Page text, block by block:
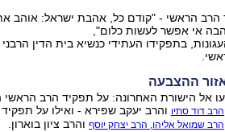
הרב הראשי - "קודם כל, אהבת ישראל: אוהב
אי אפשר לעשות כלום",
בתפקידו העתידי כנשיא בית הדין
ההצבעה
אל הישורת האחרונה: על תפקיד הרב הראשי
הרב דוד סתיו והרב יעקב שפירא - ואילו על תפקיד
הרב שמואל אליהו, הרב יצחק יוסףוהרב ציון בוארון.